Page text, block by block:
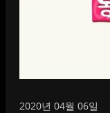
2020년 04월 06일